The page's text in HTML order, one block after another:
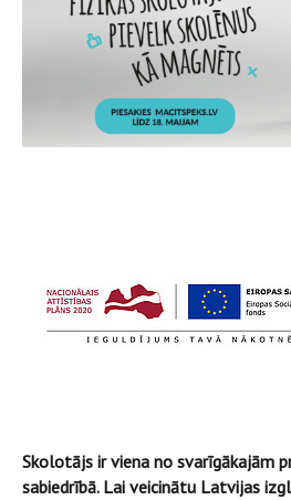
Skolotājs ir viena no svarīgākajām
sabiedrībā. Lai veicinātu Latvijas